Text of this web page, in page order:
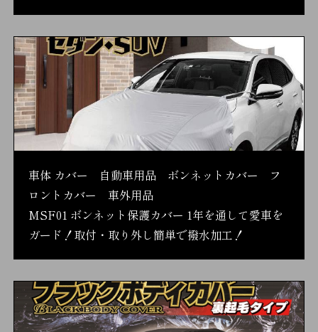
車体 カバー 自動車用品 ボンネットカバー フ
ロントカバー 車外用品
MSF01 ボンネット保護カバー 1年を通して愛車を
ガード！取付・取り外し簡単で撥水加工！